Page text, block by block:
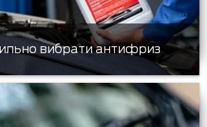
вибрати антифриз